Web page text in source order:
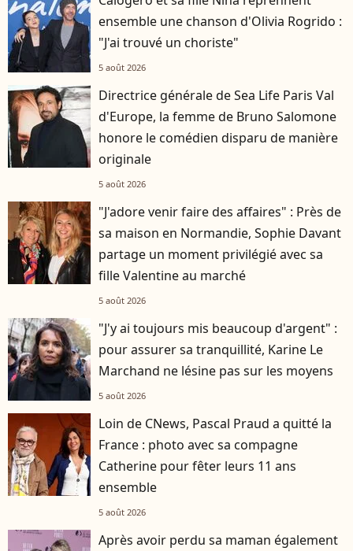
ensemble une chanson d'Olivia Rogrido :
"J'ai trouvé un choriste"
5 août 2026
Directrice générale de Sea Life Paris Val
d'Europe, la femme de Bruno Salomone
honore le comédien disparu de manière
originale
5 août 2026
"J'adore venir faire des affaires" : Près de
sa maison en Normandie, Sophie Davant
partage un moment privilégié avec sa
fille Valentine au marché
5 août 2026
"J'y ai toujours mis beaucoup d'argent" :
pour assurer sa tranquillité, Karine Le
Marchand ne lésine pas sur les moyens
5 août 2026
Loin de CNews, Pascal Praud a quitté la
France : photo avec sa compagne
Catherine pour fêter leurs 11 ans
ensemble
5 août 2026
Après avoir perdu sa maman également